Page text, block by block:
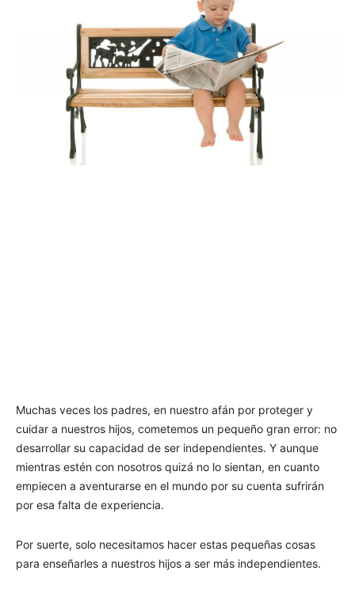
Muchas veces los padres, en nuestro afán por proteger y
cuidar a nuestros hijos, cometemos un pequeño gran error: no
desarrollar su capacidad de ser independientes. Y aunque
mientras estén con nosotros quizá no lo sientan, en cuanto
empiecen a aventurarse en el mundo por su cuenta sufrirán
por esa falta de experiencia.
Por suerte, solo necesitamos hacer estas pequeñas cosas
para enseñarles a nuestros hijos a ser más independientes.